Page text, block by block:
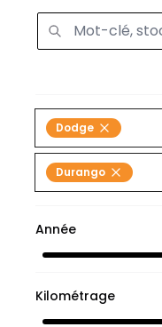
Dodge
Durango
Année
Kilométrage